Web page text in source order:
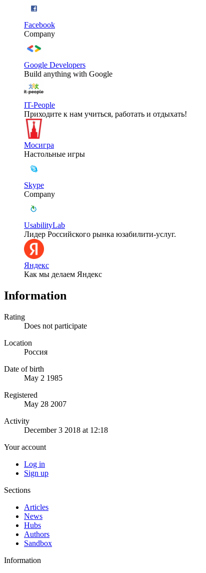
Facebook
Company
Google Developers
Build anything with Google
IT-People
Приходите к нам учиться, работать и отдыхать!
Мосигра
Настольные игры
Skype
Company
UsabilityLab
Лидер Российского рынка юзабилити-услуг.
Яндекс
Как мы делаем Яндекс
Information
Rating
Does not participate
Location
Россия
Date of birth
May 2 1985
Registered
May 28 2007
Activity
December 3 2018 at 12:18
Your account
Log in
Sign up
Sections
Articles
News
Hubs
Authors
Sandbox
Information